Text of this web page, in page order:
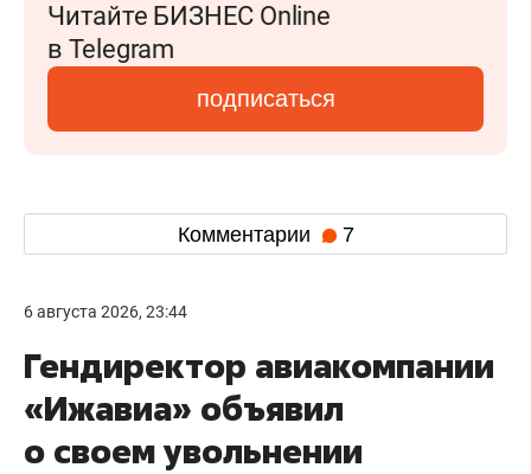
Читайте БИЗНЕС Online
в Telegram
подписаться
Комментарии 7
6 августа 2026, 23:44
Гендиректор авиакомпании
«Ижавиа» объявил
о своем увольнении